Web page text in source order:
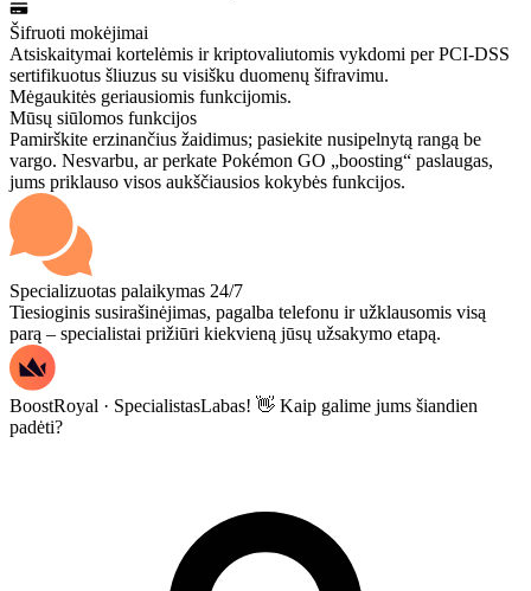
Šifruoti mokėjimai
Atsiskaitymai kortelėmis ir kriptovaliutomis vykdomi per PCI-DSS
sertifikuotus šliuzus su visišku duomenų šifravimu.
Mėgaukitės geriausiomis funkcijomis.
Mūsų siūlomos funkcijos
Pamirškite erzinančius žaidimus; pasiekite nusipelnytą rangą be
vargo. Nesvarbu, ar perkate Pokémon GO „boosting“ paslaugas,
jums priklauso visos aukščiausios kokybės funkcijos.
Specializuotas palaikymas 24/7
Tiesioginis susirašinėjimas, pagalba telefonu ir užklausomis visą
parą – specialistai prižiūri kiekvieną jūsų užsakymo etapą.
BoostRoyal · SpecialistasLabas! 👋 Kaip galime jums šiandien
padėti?